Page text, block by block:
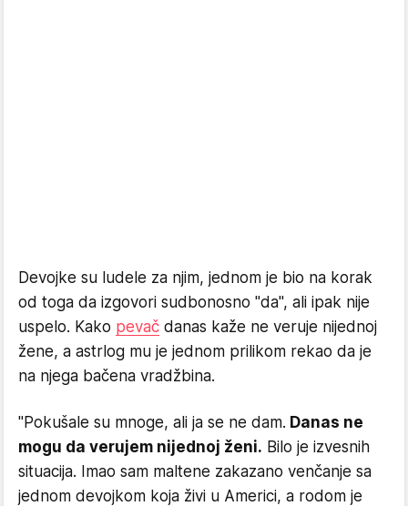
Devojke su ludele za njim, jednom je bio na korak
od toga da izgovori sudbonosno "da", ali ipak nije
uspelo. Kako pevač danas kaže ne veruje nijednoj
žene, a astrlog mu je jednom prilikom rekao da je
na njega bačena vradžbina.
"Pokušale su mnoge, ali ja se ne dam. Danas ne
mogu da verujem nijednoj ženi. Bilo je izvesnih
situacija. Imao sam maltene zakazano venčanje sa
jednom devojkom koja živi u Americi, a rodom je